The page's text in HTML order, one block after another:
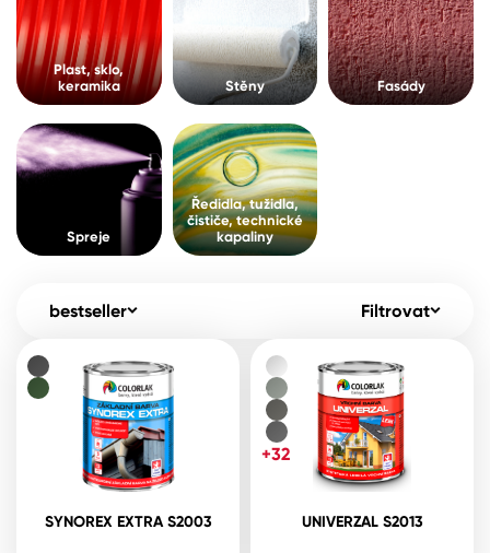
Pro akcionáře O společnosti
Kontakty
B2B +420 800 145 555
Česko
Slovensko Polsko
Spreje
Ředidla, tužidla, čističe, technické
kapaliny
Plast, sklo,
keramika
Stěny Fasády
Spreje
Ředidla, tužidla,
čističe, technické
kapaliny
bestseller Filtrovat
SYNOREX EXTRA S2003 UNIVERZAL S2013
+32